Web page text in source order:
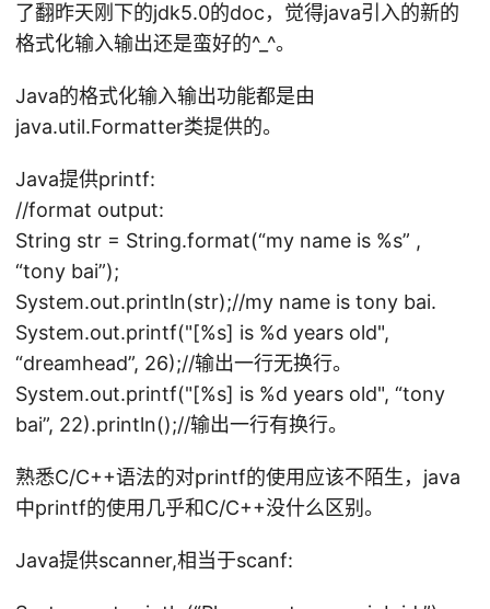
了翻昨天刚下的jdk5.0的doc，觉得java引入的新的
格式化输入输出还是蛮好的^_^。
Java的格式化输入输出功能都是由
java.util.Formatter类提供的。
Java提供printf:
//format output:
String str = String.format(“my name is %s” ,
“tony bai”);
System.out.println(str);//my name is tony bai.
System.out.printf("[%s] is %d years old",
“dreamhead”, 26);//输出一行无换行。
System.out.printf("[%s] is %d years old", “tony
bai”, 22).println();//输出一行有换行。
熟悉C/C++语法的对printf的使用应该不陌生，java
中printf的使用几乎和C/C++没什么区别。
Java提供scanner,相当于scanf: